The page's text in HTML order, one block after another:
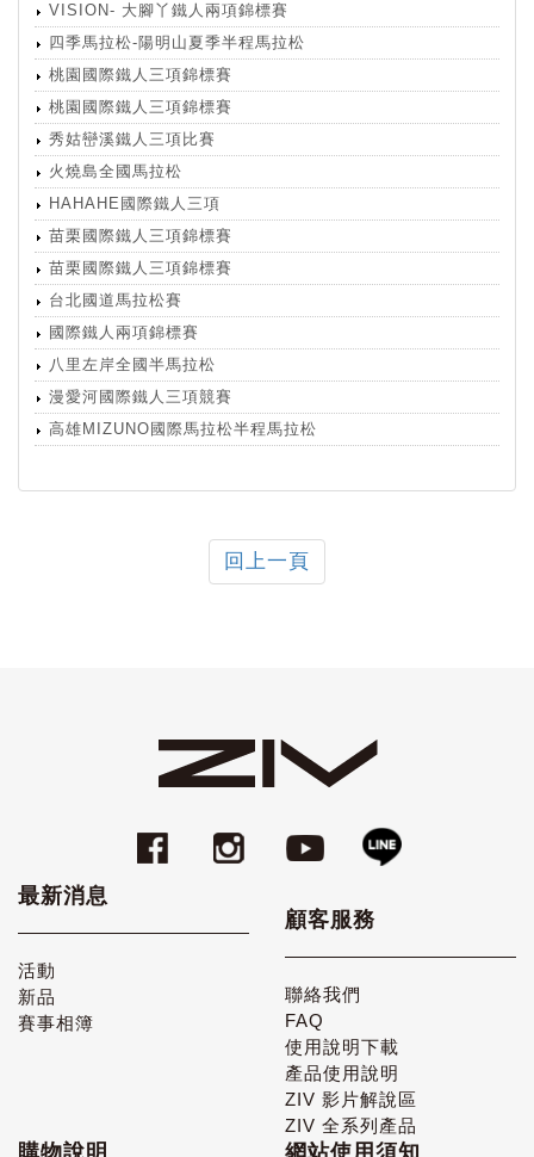
VISION- 大腳丫鐵人兩項錦標賽
四季馬拉松-陽明山夏季半程馬拉松
桃園國際鐵人三項錦標賽
桃園國際鐵人三項錦標賽
秀姑巒溪鐵人三項比賽
火燒島全國馬拉松
HAHAHE國際鐵人三項
苗栗國際鐵人三項錦標賽
苗栗國際鐵人三項錦標賽
台北國道馬拉松賽
國際鐵人兩項錦標賽
八里左岸全國半馬拉松
漫愛河國際鐵人三項競賽
高雄MIZUNO國際馬拉松半程馬拉松
回上一頁
最新消息
活動
新品
賽事相簿
顧客服務
聯絡我們
FAQ
使用說明下載
產品使用說明
ZIV 影片解說區
ZIV 全系列產品